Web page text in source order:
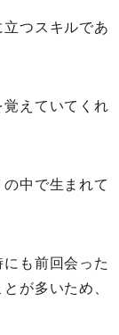
つスキルであ
覚えていてくれ
中で生まれて
も前回会った
が多いため、